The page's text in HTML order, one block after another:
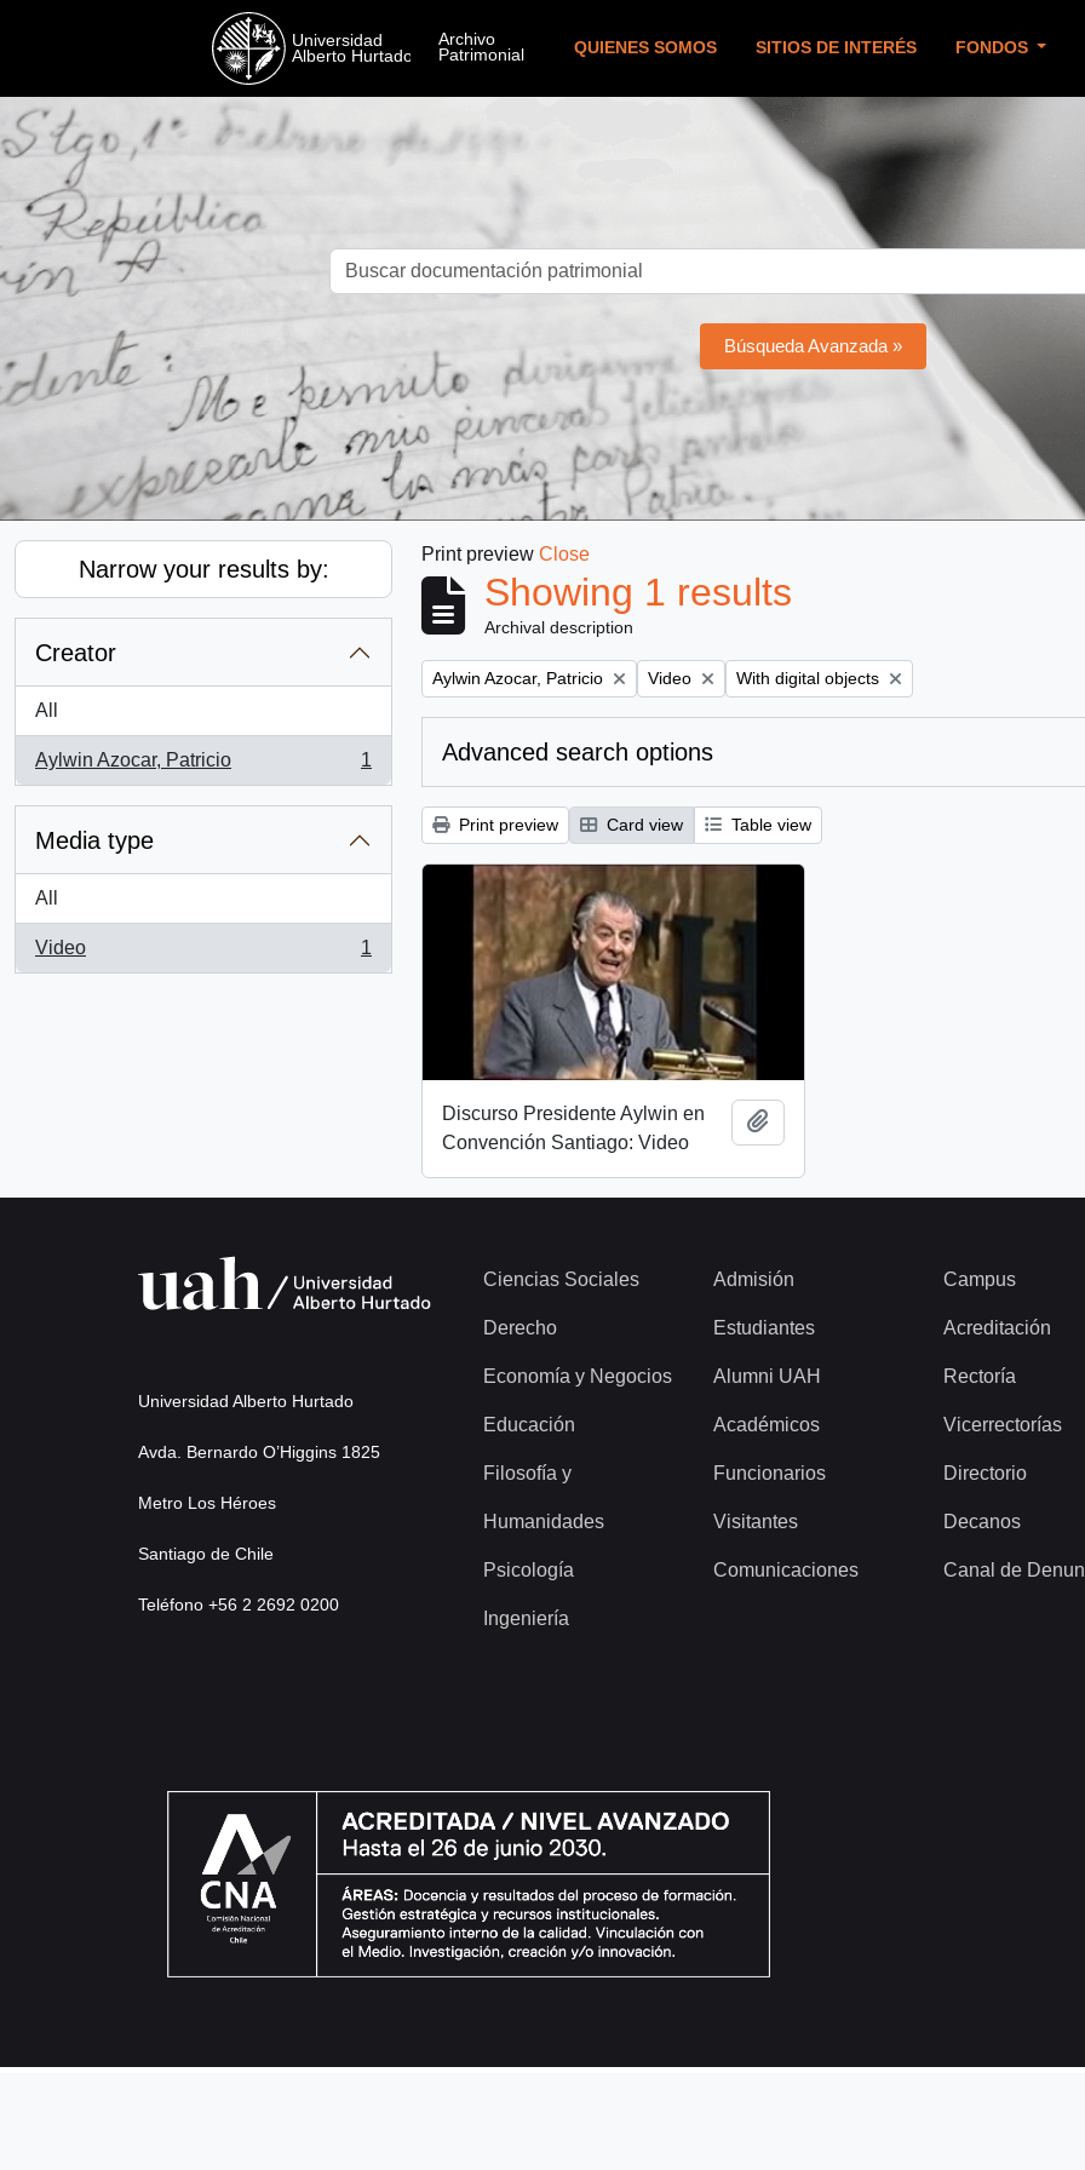
QUIENES SOMOS SITIOS DE INTERÉS FONDOS
Búsqueda Avanzada »
Narrow your results by:
Creator
All
Aylwin Azocar, Patricio
, 1 results
1
Media type
All
Video
, 1 results
1
Print preview Close
Showing 1 results
Archival description
Remove filter:
Aylwin Azocar, Patricio Remove filter:
Video Remove filter:
With digital objects
Advanced search options
Print preview Card view Table view
Discurso Presidente Aylwin en
Convención Santiago: Video
Universidad Alberto Hurtado
Avda. Bernardo O’Higgins 1825
Metro Los Héroes
Santiago de Chile
Teléfono +56 2 2692 0200
Ciencias Sociales
Derecho
Economía y Negocios
Educación
Filosofía y
Humanidades
Psicología
Ingeniería
Admisión
Estudiantes
Alumni UAH
Académicos
Funcionarios
Visitantes
Comunicaciones
Campus
Acreditación
Rectoría
Vicerrectorías
Directorio
Decanos
Canal de